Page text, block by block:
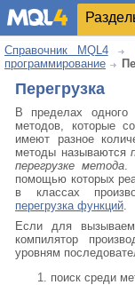
Справочник MQL4
программирование
Перегрузка
В пределах
методов, которые
имеют разное
методы называются
перегрузке метода.
помощью которых
в классах
перегрузка функций.
Если для
компилятор
уровням
поиск среди